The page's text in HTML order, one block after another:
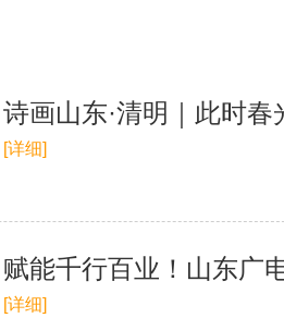
诗画山东·清明｜此时
[详细]
赋能千行百业！山东广
[详细]